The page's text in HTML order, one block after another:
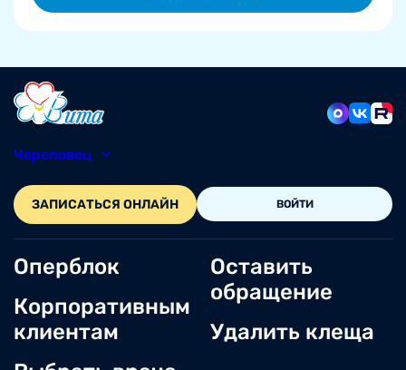
Череповец
ЗАПИСАТЬСЯ ОНЛАЙН ВОЙТИ
Оперблок
Корпоративным
клиентам
Оставить
обращение
Удалить клеща